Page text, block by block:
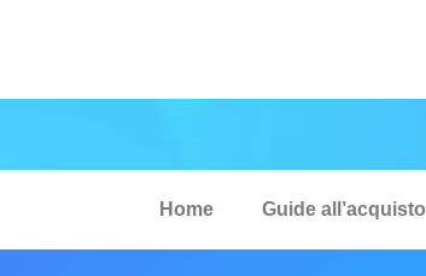
Home Guide all’acquisto